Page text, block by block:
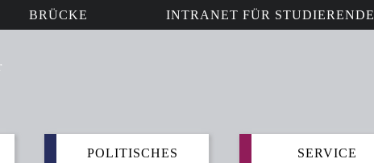
BRÜCKE INTRANET FÜR STUDIERENDE
POLITISCHES SERVICE